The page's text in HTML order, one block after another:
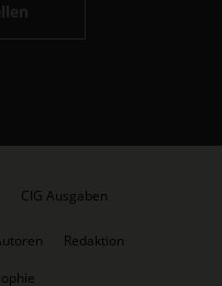
CIG Ausgaben
Redaktion